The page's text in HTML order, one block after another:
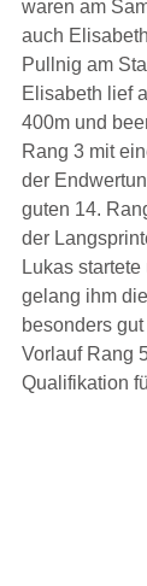
waren am
auch
Pullnig am
Elisabeth lief
400m und
Rang 3 mit
der
guten 14.
der
Lukas
gelang ihm
besonders
Vorlauf Rang
Qualifikation